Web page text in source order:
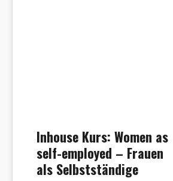
Inhouse Kurs: Women as
self-employed – Frauen
als Selbstständige